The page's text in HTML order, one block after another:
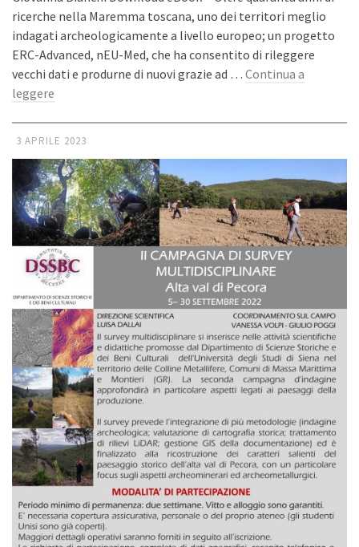
ricerche nella Maremma toscana, uno dei territori meglio
indagati archeologicamente a livello europeo; un progetto
ERC-Advanced, nEU-Med, che ha consentito di rileggere
vecchi dati e produrne di nuovi grazie ad … Continua a
leggere
3 APRILE 2023